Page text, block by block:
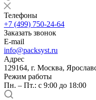
Телефоны
+7 (499) 750-24-64
Заказать звонок
E-mail
info@packsyst.ru
Адрес
129164, г. Москва,
Режим работы
Пн. – Пт.: с 9:00 до 18:00